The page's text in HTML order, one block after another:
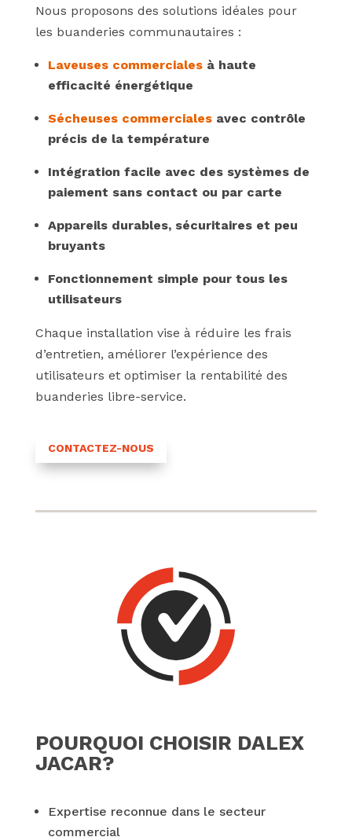
Nous proposons des solutions idéales pour
les buanderies communautaires :
Laveuses commercialesà haute
efficacité énergétique
Sécheuses commercialesavec contrôle
précis de la température
Intégration facile avec des systèmes de
paiement sans contact ou par carte
Appareils durables, sécuritaires et peu
bruyants
Fonctionnement simple pour tous les
utilisateurs
Chaque installation vise à réduire les frais
d’entretien, améliorer l’expérience des
utilisateurs et optimiser la rentabilité des
buanderies libre-service.
CONTACTEZ-NOUS
POURQUOI CHOISIR DALEX
JACAR?
Expertise reconnue dans le secteur
commercial